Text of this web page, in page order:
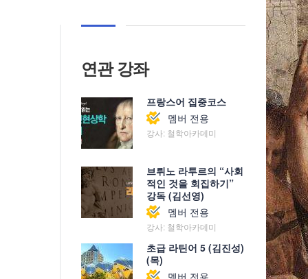
연관 강좌
프랑스어 집중코스
멤버 전용
강사: 철학아카데미
브뤼노 라투르의 “사회
적인 것을 회집하기”
강독 (김선영)
멤버 전용
강사: 철학아카데미
초급 라틴어 5 (김진성)
(목)
멤버 전용